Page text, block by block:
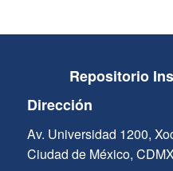
Repositorio
Dirección
Av. Universidad 1200,
Ciudad de México,